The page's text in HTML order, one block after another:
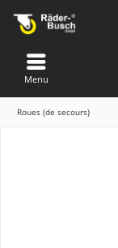
Menu
Roues (de secours)